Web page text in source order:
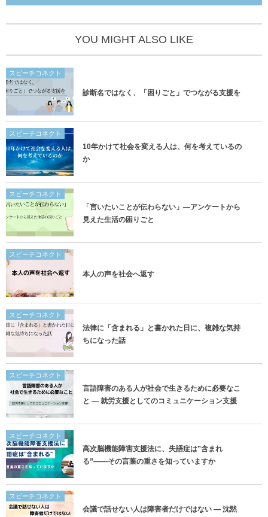
YOU MIGHT ALSO LIKE
スピーチコネクト
診断名ではなく、「困りごと」でつながる支援を
スピーチコネクト
10年かけて社会を変える人は、何を考えているの
か
スピーチコネクト
「言いたいことが伝わらない」―アンケートから
見えた生活の困りごと
スピーチコネクト
本人の声を社会へ返す
スピーチコネクト
法律に「含まれる」と書かれた日に、複雑な気持
ちになった話
スピーチコネクト
言語障害のある人が社会で生きるために必要なこ
と ― 就労支援としてのコミュニケーション支援
スピーチコネクト
高次脳機能障害支援法に、失語症は”含まれ
る”——その言葉の重さを知っていますか
スピーチコネクト
会議で話せない人は障害者だけではない ― 沈黙